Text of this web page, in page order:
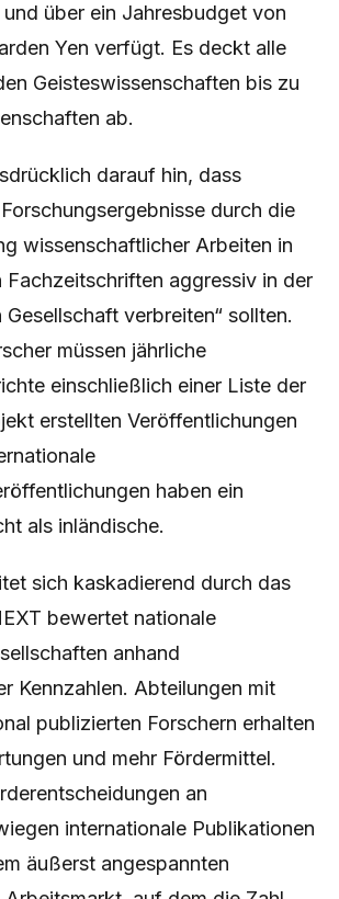
über ein Jahresbudget von
Yen verfügt. Es deckt alle
Geisteswissenschaften bis zu
ab.
darauf hin, dass
durch die
wissenschaftlicher Arbeiten in
Fachzeitschriften aggressiv in der
Gesellschaft verbreiten“ sollten.
müssen jährliche
einschließlich einer Liste der
erstellten Veröffentlichungen
haben ein
als inländische.
sich kaskadierend durch das
bewertet nationale
anhand
Kennzahlen. Abteilungen mit
publizierten Forschern erhalten
und mehr Fördermittel.
an
internationale Publikationen
äußerst angespannten